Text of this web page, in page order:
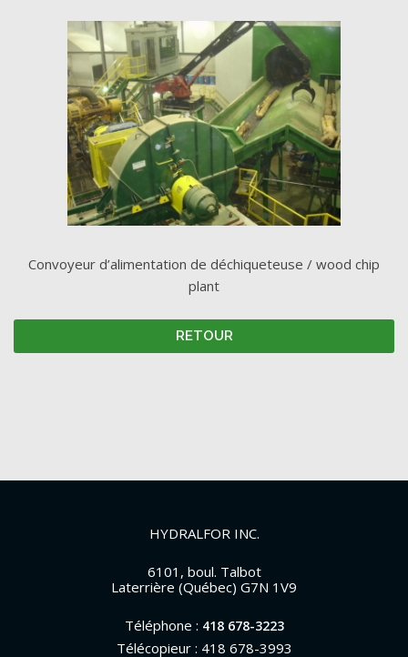
Convoyeur d’alimentation de déchiqueteuse / wood chip
plant
RETOUR
HYDRALFOR INC.
6101, boul. Talbot
Laterrière (Québec) G7N 1V9
Téléphone : 418 678-3223
Télécopieur : 418 678-3993